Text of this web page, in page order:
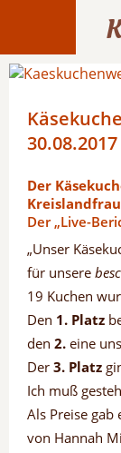
30.08.2017
Der
Der „Live-
„Unser
für unsere
19 Kuchen
Den 1. Platz
den 2. eine
Der 3. Platz
Ich muß
Als Preise gab
von Hannah